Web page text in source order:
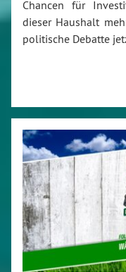
Chancen für
dieser Haushalt
politische Debatte